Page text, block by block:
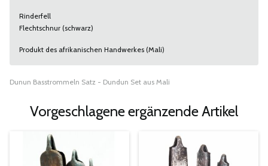
Rinderfell
Flechtschnur (schwarz)
Produkt des afrikanischen Handwerkes (Mali)
Dunun Basstrommeln Satz - Dundun Set aus Mali
Vorgeschlagene ergänzende Artikel